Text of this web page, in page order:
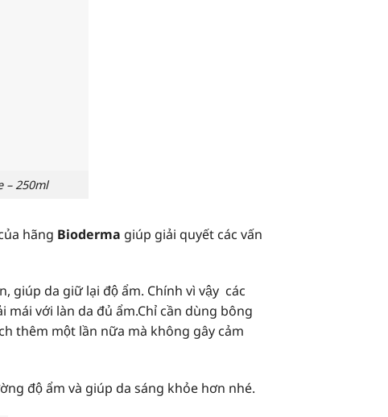
hãng Bioderma giúp giải quyết các vấn
giúp da giữ lại độ ẩm. Chính vì vậy các
mái với làn da đủ ẩm.Chỉ cần dùng bông
thêm một lần nữa mà không gây cảm
độ ẩm và giúp da sáng khỏe hơn nhé.